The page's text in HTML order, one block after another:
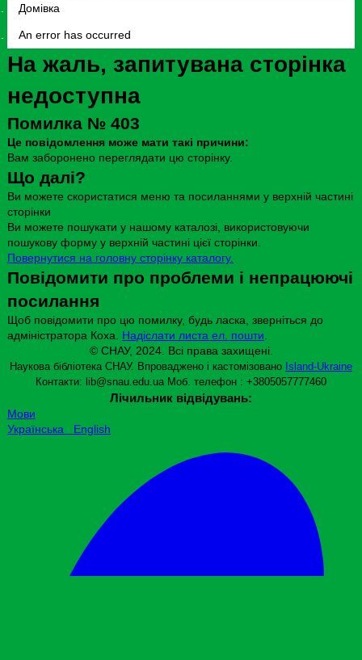
Домівка
An error has occurred
На жаль, запитувана сторінка
недоступна
Помилка № 403
Це повідомлення може мати такі причини:
Вам заборонено переглядати цю сторінку.
Що далі?
Ви можете скористатися меню та посиланнями у верхній частині
сторінки
Ви можете пошукати у нашому каталозі, використовуючи
пошукову форму у верхній частині цієї сторінки.
Повернутися на головну сторінку каталогу.
Повідомити про проблеми і непрацюючі
посилання
Щоб повідомити про цю помилку, будь ласка, зверніться до
адміністратора Коха. Надіслати листа ел. пошти
© СНАУ, 2024. Всі права захищені.
Наукова бібліотека СНАУ. Впроваджено і кастомізовано Island-Ukraine
Контакти: lib@snau.edu.ua Моб. телефон : +3805057777460
Лічильник відвідувань:
Мови
Українська
English